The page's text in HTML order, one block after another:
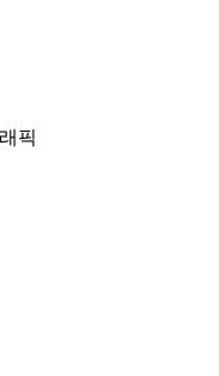
픽